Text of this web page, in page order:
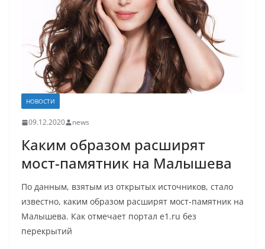
НОВОСТИ
09.12.2020 news
Каким образом расширят
мост-памятник на Малышева
По данным, взятым из открытых источников, стало
известно, каким образом расширят мост-памятник на
Малышева. Как отмечает портал e1.ru без
перекрытий